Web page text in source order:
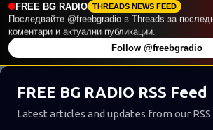
П
у
б
л
FREE BG RADIO THREADS NEWS FEED
Последвайте @freebgradio в Threads за
коментари и актуални публикации.
Follow @freebgradio
FREE BG RADIO RSS Feed
Latest articles and updates from our RSS